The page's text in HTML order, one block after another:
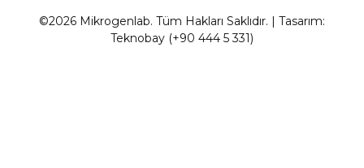
©2026 Mikrogenlab. Tüm Hakları Saklıdır. | Tasarım:
Teknobay (+90 444 5 331)